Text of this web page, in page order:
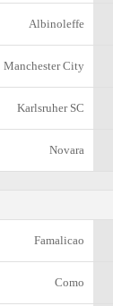
Albinoleffe
Manchester City
Karlsruher SC
Novara
Famalicao
Como